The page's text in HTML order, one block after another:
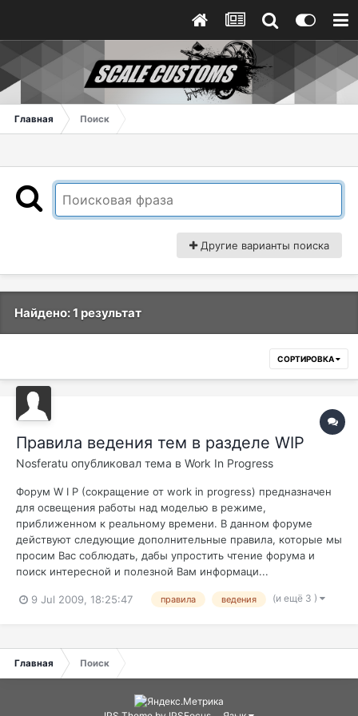
Главная Поиск
Другие варианты поиска
Найдено: 1 результат
СОРТИРОВКА
Правила ведения тем в разделе WIP
Nosferatu опубликовал тема в Work In Progress
Форум W I P (сокращение от work in progress) предназначен
для освещения работы над моделью в режиме,
приближенном к реальному времени. В данном форуме
действуют следующие дополнительные правила, которые мы
просим Вас соблюдать, дабы упростить чтение форума и
поиск интересной и полезной Вам информаци...
9 Jul 2009, 18:25:47 правила ведения (и ещё 3 )
Главная Поиск